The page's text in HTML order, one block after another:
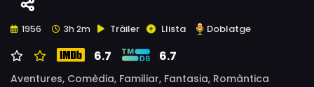
1956 3h 2m Tràiler Llista Doblatge
6.7 6.7
Aventures, Comèdia, Familiar, Fantasia, Romàntica